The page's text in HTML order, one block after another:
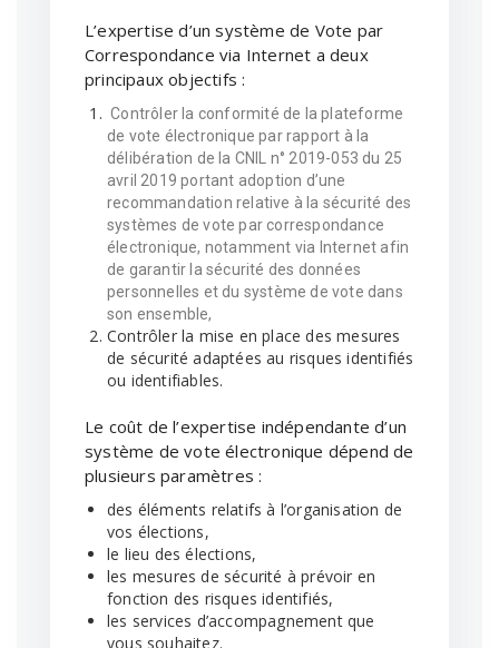
L’expertise d’un système de Vote par
Correspondance via Internet a deux
principaux objectifs :
Contrôler la conformité de la plateforme
de vote électronique par rapport à la
délibération de la CNIL n° 2019-053 du 25
avril 2019 portant adoption d’une
recommandation relative à la sécurité des
systèmes de vote par correspondance
électronique, notamment via Internet afin
de garantir la sécurité des données
personnelles et du système de vote dans
son ensemble,
Contrôler la mise en place des mesures
de sécurité adaptées au risques identifiés
ou identifiables.
Le coût de l’expertise indépendante d’un
système de vote électronique dépend de
plusieurs paramètres :
des éléments relatifs à l’organisation de
vos élections,
le lieu des élections,
les mesures de sécurité à prévoir en
fonction des risques identifiés,
les services d’accompagnement que
vous souhaitez.